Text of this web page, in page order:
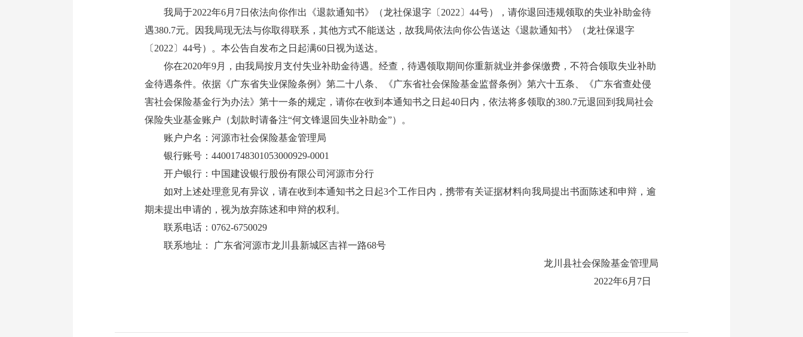
我局于2022年6月7日依法向你作出《退款通知书》（龙社保退字〔2022〕44号），请你退回违规领取的失业补助金待
遇380.7元。因我局现无法与你取得联系，其他方式不能送达，故我局依法向你公告送达《退款通知书》（龙社保退字
〔2022〕44号）。本公告自发布之日起满60日视为送达。
你在2020年9月，由我局按月支付失业补助金待遇。经查，待遇领取期间你重新就业并参保缴费，不符合领取失业补助
金待遇条件。依据《广东省失业保险条例》第二十八条、《广东省社会保险基金监督条例》第六十五条、《广东省查处侵
害社会保险基金行为办法》第十一条的规定，请你在收到本通知书之日起40日内，依法将多领取的380.7元退回到我局社会
保险失业基金账户（划款时请备注“何文锋退回失业补助金”）。
账户户名：河源市社会保险基金管理局
银行账号：44001748301053000929-0001
开户银行：中国建设银行股份有限公司河源市分行
如对上述处理意见有异议，请在收到本通知书之日起3个工作日内，携带有关证据材料向我局提出书面陈述和申辩，逾
期未提出申请的，视为放弃陈述和申辩的权利。
联系电话：0762-6750029
联系地址： 广东省河源市龙川县新城区吉祥一路68号
龙川县社会保险基金管理局
2022年6月7日